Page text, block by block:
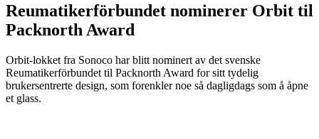
Reumatikerförbundet nominerer Orbit til
Packnorth Award
Orbit-lokket fra Sonoco har blitt nominert av det svenske
Reumatikerförbundet til Packnorth Award for sitt tydelig
brukersentrerte design, som forenkler noe så dagligdags som å åpne
et glass.